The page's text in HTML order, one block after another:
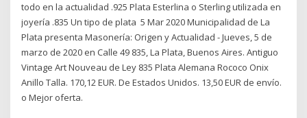
todo en la actualidad .925 Plata Esterlina o Sterling utilizada en
joyería .835 Un tipo de plata 5 Mar 2020 Municipalidad de La
Plata presenta Masonería: Origen y Actualidad - Jueves, 5 de
marzo de 2020 en Calle 49 835, La Plata, Buenos Aires. Antiguo
Vintage Art Nouveau de Ley 835 Plata Alemana Rococo Onix
Anillo Talla. 170,12 EUR. De Estados Unidos. 13,50 EUR de envío.
o Mejor oferta.